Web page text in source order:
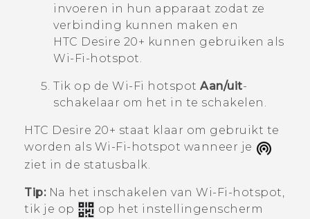
invoeren in hun apparaat zodat ze
verbinding kunnen maken en
HTC Desire 20‍+ kunnen gebruiken als
Wi‍-Fi -hotspot.
Tik op de Wi-Fi hotspot Aan/uit-
schakelaar om het in te schakelen.
HTC Desire 20‍+ staat klaar om gebruikt te
worden als Wi‍-Fi-hotspot wanneer je
ziet in de statusbalk.
Tip:Na het inschakelen van Wi‍-Fi -hotspot,
tik je op
op het instellingenscherm